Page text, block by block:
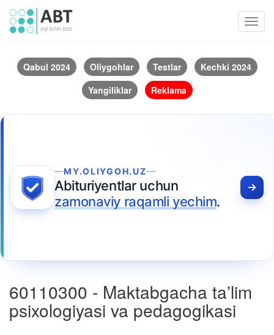
Qabul 2024 Oliygohlar Testlar
Kechki 2024
Yangiliklar
Reklama
MY.OLIYGOH.UZ
Abituriyentlar uchun
zamonaviy raqamli yechim.
60110300 - Maktabgacha taʼlim
psixologiyasi va pedagogikasi